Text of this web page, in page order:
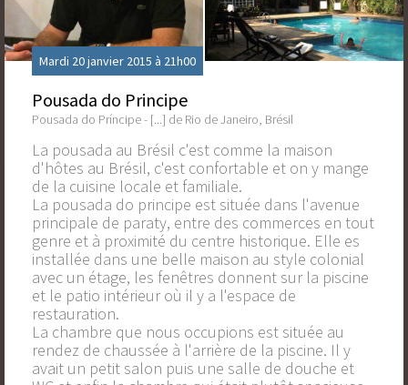
Mardi 20 janvier 2015 à 21h00
Pousada do Principe
Pousada do Príncipe - [...] de Rio de Janeiro, Brésil
La pousada au Brésil c'est comme la maison
d'hôtes au Brésil, c'est confortable et on y mange
de la cuisine locale et familiale.
La pousada do principe est située dans l'avenue
principale de paraty, entre des commerces en tout
genre et à proximité du centre historique. Elle es
installée dans une belle maison au style colonial
avec un étage, les fenêtres donnent sur la piscine
et le patio intérieur où il y a l'espace de
restauration.
La chambre que nous occupions est située au
rendez de chaussée à l'arrière de la piscine. Il y
avait un petit salon puis une salle de douche et